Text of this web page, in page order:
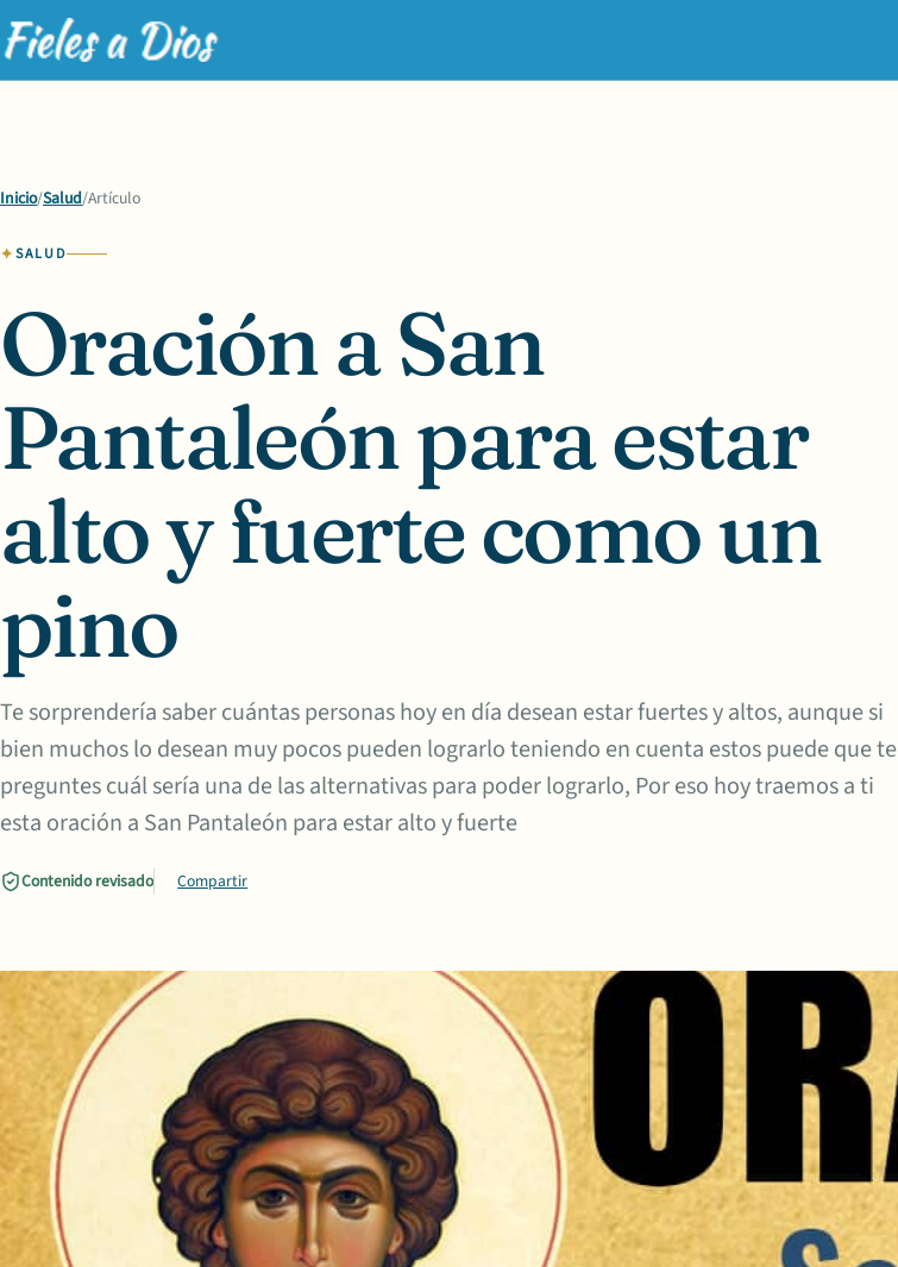
Inicio/Salud/Artículo
SALUD
Oración a San
Pantaleón para estar
alto y fuerte como un
pino
Te sorprendería saber cuántas personas hoy en día desean estar fuertes y altos, aunque si
bien muchos lo desean muy pocos pueden lograrlo teniendo en cuenta estos puede que te
preguntes cuál sería una de las alternativas para poder lograrlo, Por eso hoy traemos a ti
esta oración a San Pantaleón para estar alto y fuerte
Contenido revisado Compartir